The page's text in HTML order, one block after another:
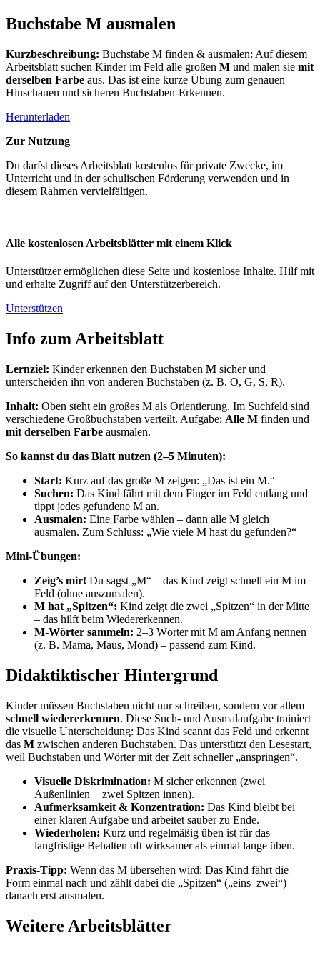
Buchstabe M ausmalen
Kurzbeschreibung: Buchstabe M finden & ausmalen: Auf diesem
Arbeitsblatt suchen Kinder im Feld alle großen M und malen sie mit
derselben Farbe aus. Das ist eine kurze Übung zum genauen
Hinschauen und sicheren Buchstaben-Erkennen.
Herunterladen
Zur Nutzung
Du darfst dieses Arbeitsblatt kostenlos für private Zwecke, im
Unterricht und in der schulischen Förderung verwenden und in
diesem Rahmen vervielfältigen.
Alle kostenlosen Arbeitsblätter mit einem Klick
Unterstützer ermöglichen diese Seite und kostenlose Inhalte. Hilf mit
und erhalte Zugriff auf den Unterstützerbereich.
Unterstützen
Info zum Arbeitsblatt
Lernziel: Kinder erkennen den Buchstaben M sicher und
unterscheiden ihn von anderen Buchstaben (z. B. O, G, S, R).
Inhalt: Oben steht ein großes M als Orientierung. Im Suchfeld sind
verschiedene Großbuchstaben verteilt. Aufgabe: Alle M finden und
mit derselben Farbe ausmalen.
So kannst du das Blatt nutzen (2–5 Minuten):
Start: Kurz auf das große M zeigen: „Das ist ein M.“
Suchen: Das Kind fährt mit dem Finger im Feld entlang und
tippt jedes gefundene M an.
Ausmalen: Eine Farbe wählen – dann alle M gleich
ausmalen. Zum Schluss: „Wie viele M hast du gefunden?“
Mini-Übungen:
Zeig’s mir! Du sagst „M“ – das Kind zeigt schnell ein M im
Feld (ohne auszumalen).
M hat „Spitzen“: Kind zeigt die zwei „Spitzen“ in der Mitte
– das hilft beim Wiedererkennen.
M-Wörter sammeln: 2–3 Wörter mit M am Anfang nennen
(z. B. Mama, Maus, Mond) – passend zum Kind.
Didaktiktischer Hintergrund
Kinder müssen Buchstaben nicht nur schreiben, sondern vor allem
schnell wiedererkennen. Diese Such- und Ausmalaufgabe trainiert
die visuelle Unterscheidung: Das Kind scannt das Feld und erkennt
das M zwischen anderen Buchstaben. Das unterstützt den Lesestart,
weil Buchstaben und Wörter mit der Zeit schneller „anspringen“.
Visuelle Diskrimination: M sicher erkennen (zwei
Außenlinien + zwei Spitzen innen).
Aufmerksamkeit & Konzentration: Das Kind bleibt bei
einer klaren Aufgabe und arbeitet sauber zu Ende.
Wiederholen: Kurz und regelmäßig üben ist für das
langfristige Behalten oft wirksamer als einmal lange üben.
Praxis-Tipp: Wenn das M übersehen wird: Das Kind fährt die
Form einmal nach und zählt dabei die „Spitzen“ („eins–zwei“) –
danach erst ausmalen.
Weitere Arbeitsblätter